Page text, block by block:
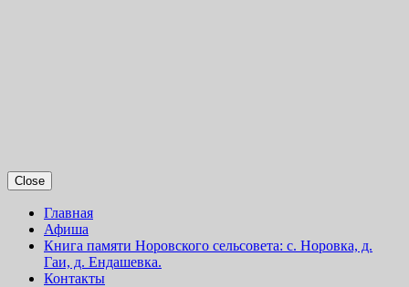
Close
Главная
Афиша
Книга памяти Норовского сельсовета: с. Норовка, д.
Гаи, д. Ендашевка.
Контакты